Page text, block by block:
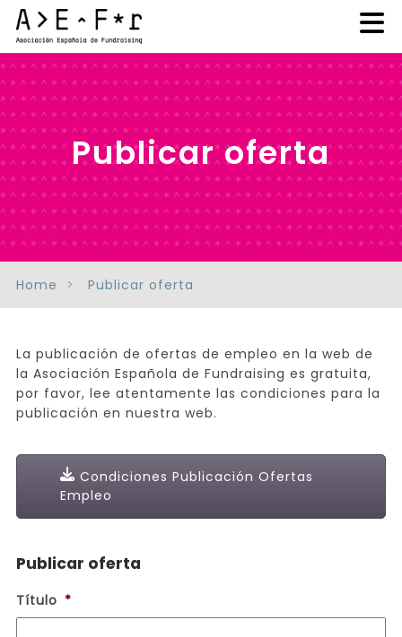
Publicar oferta
Home Publicar oferta
La publicación de ofertas de empleo en la web de
la Asociación Española de Fundraising es gratuita,
por favor, lee atentamente las condiciones para la
publicación en nuestra web.
Condiciones Publicación Ofertas
Empleo
Publicar oferta
Título *